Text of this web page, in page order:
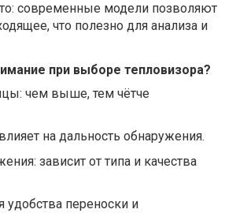
современные модели позволяют
что полезно для анализа и
при выборе тепловизора?
чем выше, тем чётче
на дальность обнаружения.
зависит от типа и качества
удобства переноски и